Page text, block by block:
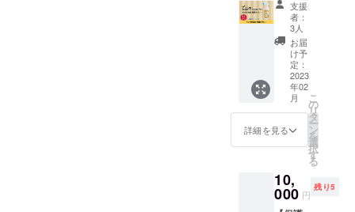
き続きご支
援を募り、
目標額を達
成するまで
継続してい
くことをお
約束いたし
ます。
で殺処分さ
れないよう
い。 ※
掲載期
間は
2023年
2月～
2024年
1月まで
の1年間
です。
お断り
いたし
ます。
※現地ま
での交
通費は
各自ご
負担く
ださ
い。 ※
有効期
2024年
1月まで
です。
にとっ
て大切
な肉球
をぷに
ぷにで
いられ
るよう
しっか
りケア
しま
な材料
でつ
くって
レー】
ペット
臭、ア
ンモニ
ア臭、
ウイル
スに効
果的な
消臭・
除菌ス
プレー
「LIVE
ペッ
ト」を1
本お届
支援
者：
3人
お届
け予
定：
2023
年02
月
詳細を見る
こ
の
リ
タ
ー
ン
を
選
択
す
る
10,
000 円
残り5